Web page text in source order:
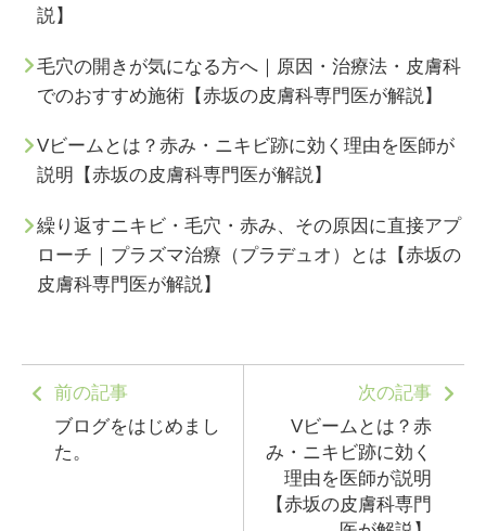
説】
毛穴の開きが気になる方へ｜原因・治療法・皮膚科
でのおすすめ施術【赤坂の皮膚科専門医が解説】
Vビームとは？赤み・ニキビ跡に効く理由を医師が
説明【赤坂の皮膚科専門医が解説】
繰り返すニキビ・毛穴・赤み、その原因に直接アプ
ローチ｜プラズマ治療（プラデュオ）とは【赤坂の
皮膚科専門医が解説】
前の記事
ブログをはじめまし
た。
次の記事
Vビームとは？赤
み・ニキビ跡に効く
理由を医師が説明
【赤坂の皮膚科専門